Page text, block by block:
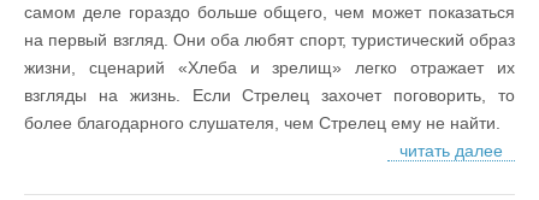
самом деле гораздо больше общего, чем может показаться
на первый взгляд. Они оба любят спорт, туристический образ
жизни, сценарий «Хлеба и зрелищ» легко отражает их
взгляды на жизнь. Если Стрелец захочет поговорить, то
более благодарного слушателя, чем Стрелец ему не найти.
читать далее